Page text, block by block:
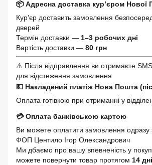
📦 Адресна доставка кур’єром Нової
Кур’єр доставить замовлення
дверей
Термін доставки — 1–3 робочих дні
Вартість доставки — 80 грн
⚠️ Після відправлення ви отримаєте
для відстеження замовлення
💵 Накладений платіж Нова Пошта
Оплата готівкою при отриманні у
💳 Оплата банківською картою
Ви можете оплатити замовлення одразу
ФОП Центило Ігор Олександрович
Ми дбаємо про вашу впевненість у
можете повернути товар протягом 14